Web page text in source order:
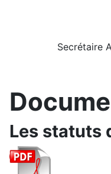
Secrétaire
Les statuts